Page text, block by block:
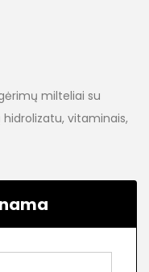
milteliai su
vitaminais,